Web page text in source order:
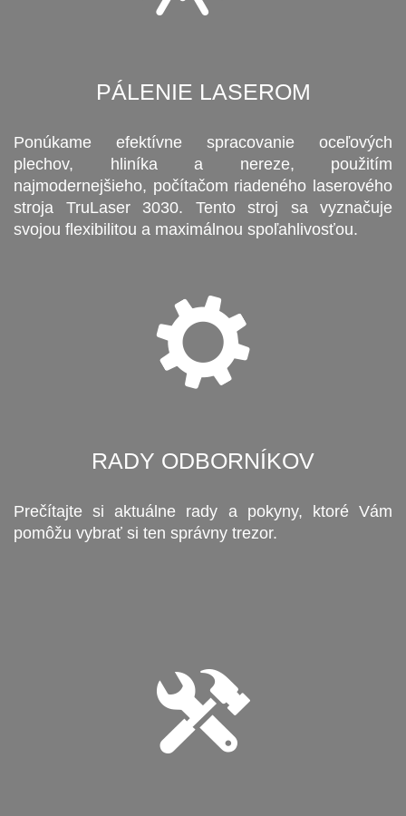
PÁLENIE LASEROM
Ponúkame efektívne spracovanie oceľových
plechov, hliníka a nereze, použitím
najmodernejšieho, počítačom riadeného laserového
stroja TruLaser 3030. Tento stroj sa vyznačuje
svojou flexibilitou a maximálnou spoľahlivosťou.
RADY ODBORNÍKOV
Prečítajte si aktuálne rady a pokyny, ktoré Vám
pomôžu vybrať si ten správny trezor.